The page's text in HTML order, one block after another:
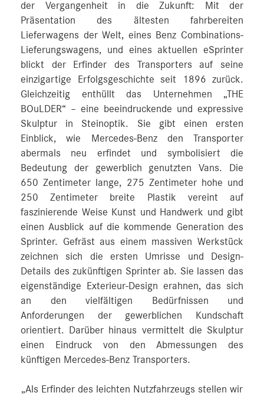
der Vergangenheit in die Zukunft: Mit der
Präsentation des ältesten fahrbereiten
Lieferwagens der Welt, eines Benz Combinations-
Lieferungswagens, und eines aktuellen eSprinter
blickt der Erfinder des Transporters auf seine
einzigartige Erfolgsgeschichte seit 1896 zurück.
Gleichzeitig enthüllt das Unternehmen „THE
BOuLDER“ – eine beeindruckende und expressive
Skulptur in Steinoptik. Sie gibt einen ersten
Einblick, wie Mercedes‑Benz den Transporter
abermals neu erfindet und symbolisiert die
Bedeutung der gewerblich genutzten Vans. Die
650 Zentimeter lange, 275 Zentimeter hohe und
250 Zentimeter breite Plastik vereint auf
faszinierende Weise Kunst und Handwerk und gibt
einen Ausblick auf die kommende Generation des
Sprinter. Gefräst aus einem massiven Werkstück
zeichnen sich die ersten Umrisse und Design-
Details des zukünftigen Sprinter ab. Sie lassen das
eigenständige Exterieur-Design erahnen, das sich
an den vielfältigen Bedürfnissen und
Anforderungen der gewerblichen Kundschaft
orientiert. Darüber hinaus vermittelt die Skulptur
einen Eindruck von den Abmessungen des
künftigen Mercedes‑Benz Transporters.
„Als Erfinder des leichten Nutzfahrzeugs stellen wir